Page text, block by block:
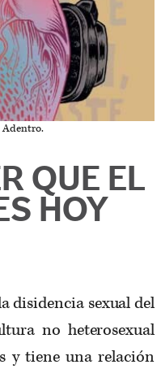
Adentro.
QUE EL
HOY
disidencia sexual del
no heterosexual
y tiene una relación